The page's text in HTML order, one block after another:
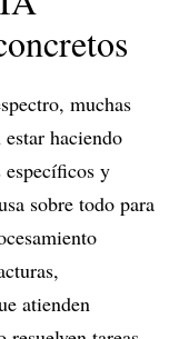
muchas
estar haciendo
y
sobre todo para
atienden